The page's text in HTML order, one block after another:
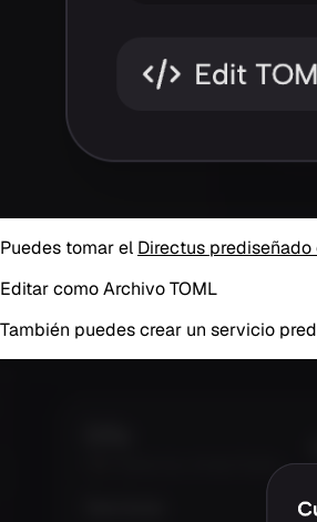
Puedes tomar el Directus
Editar como Archivo TOML
También puedes crear un servicio